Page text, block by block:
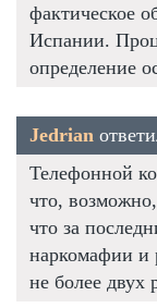
фактическое
Испании.
определение
Jedrian
Телефонной
что,
что за
наркомафии и
не более двух